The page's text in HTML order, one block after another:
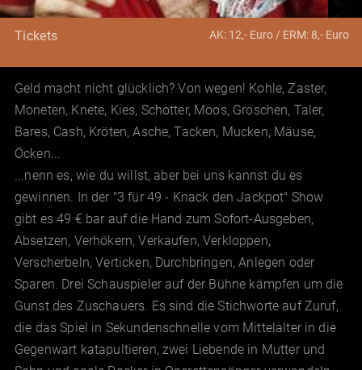
Tickets AK: 12,- Euro / ERM: 8,- Euro
Geld macht nicht glücklich? Von wegen! Kohle, Zaster,
Moneten, Knete, Kies, Schotter, Moos, Groschen, Taler,
Bares, Cash, Kröten, Asche, Tacken, Mucken, Mäuse,
Öcken...
...nenn es, wie du willst, aber bei uns kannst du es
gewinnen. In der "3 für 49 - Knack den Jackpot" Show
gibt es 49 € bar auf die Hand zum Sofort-Ausgeben,
Absetzen, Verhökern, Verkaufen, Verkloppen,
Verscherbeln, Verticken, Durchbringen, Anlegen oder
Sparen. Drei Schauspieler auf der Bühne kämpfen um die
Gunst des Zuschauers. Es sind die Stichworte auf Zuruf,
die das Spiel in Sekundenschnelle vom Mittelalter in die
Gegenwart katapultieren, zwei Liebende in Mutter und